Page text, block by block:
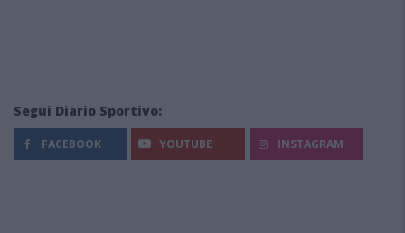
Segui Diario Sportivo:
FACEBOOK YOUTUBE INSTAGRAM